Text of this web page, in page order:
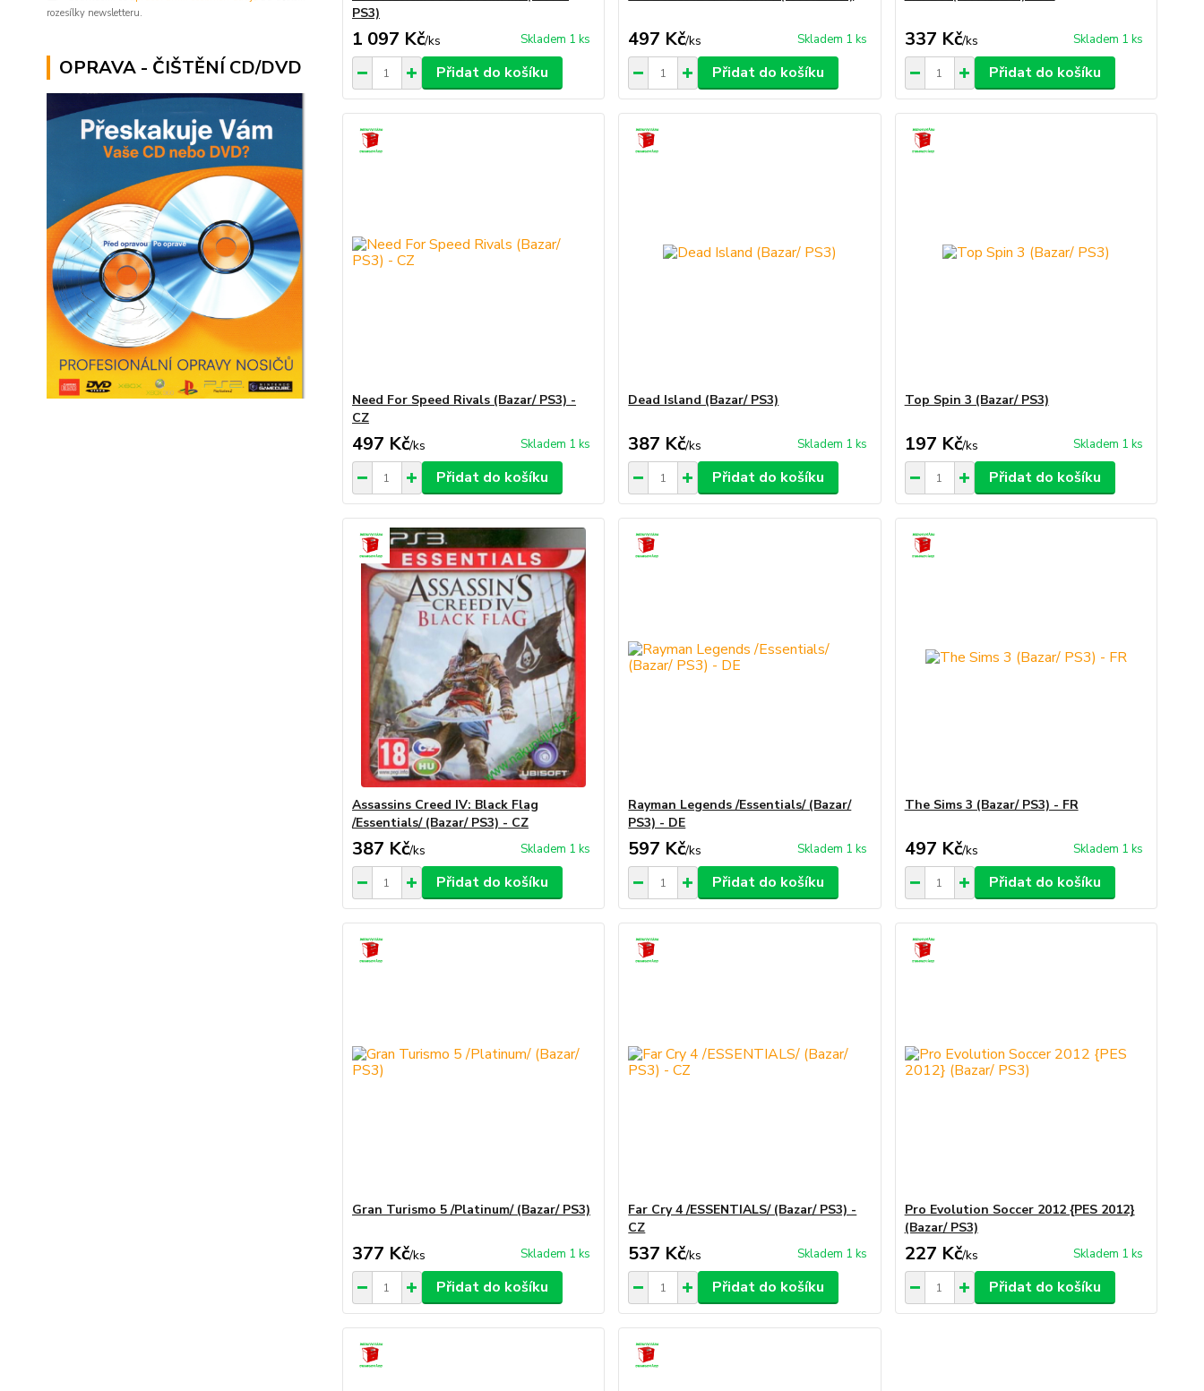
rozesílky newsletteru.
OPRAVA - ČIŠTĚNÍ CD/DVD
PS3)
1 097 Kč/ks Skladem 1 ks
Přidat do košíku
497 Kč/ks Skladem 1 ks
Přidat do košíku
337 Kč/ks Skladem 1 ks
Přidat do košíku
Need For Speed Rivals (Bazar/ PS3) -
CZ
497 Kč/ks Skladem 1 ks
Přidat do košíku
Dead Island (Bazar/ PS3)
387 Kč/ks Skladem 1 ks
Přidat do košíku
Top Spin 3 (Bazar/ PS3)
197 Kč/ks Skladem 1 ks
Přidat do košíku
Assassins Creed IV: Black Flag
/Essentials/ (Bazar/ PS3) - CZ
387 Kč/ks Skladem 1 ks
Přidat do košíku
Rayman Legends /Essentials/ (Bazar/
PS3) - DE
597 Kč/ks Skladem 1 ks
Přidat do košíku
The Sims 3 (Bazar/ PS3) - FR
497 Kč/ks Skladem 1 ks
Přidat do košíku
Gran Turismo 5 /Platinum/ (Bazar/ PS3)
377 Kč/ks Skladem 1 ks
Přidat do košíku
Far Cry 4 /ESSENTIALS/ (Bazar/ PS3) -
CZ
537 Kč/ks Skladem 1 ks
Přidat do košíku
Pro Evolution Soccer 2012 {PES 2012}
(Bazar/ PS3)
227 Kč/ks Skladem 1 ks
Přidat do košíku